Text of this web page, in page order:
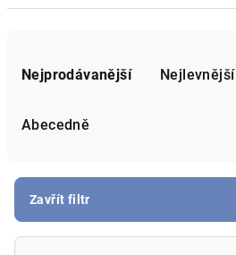
r
Nejprodávanější Nejlevnější
Abecedně
Zavřít filtr